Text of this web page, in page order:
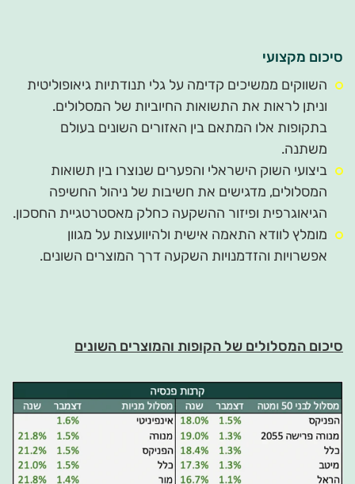
סיכום מקצועי
השווקים ממשיכים קדימה על גלי תנודתיות גיאופוליטית
וניתן לראות את התשואות החיוביות של המסלולים.
בתקופות אלו המתאם בין האזורים השונים בעולם
משתנה.
ביצועי השוק הישראלי והפערים שנוצרו בין תשואות
המסלולים, מדגישים את חשיבות של ניהול החשיפה
הגיאוגרפית ופיזור ההשקעה כחלק מאסטרטגיית החסכון.
מומלץ לוודא התאמה אישית ולהיוועצות על מגוון
אפשרויות והזדמנויות השקעה דרך המוצרים השונים.
סיכום המסלולים של הקופות והמוצרים השונים